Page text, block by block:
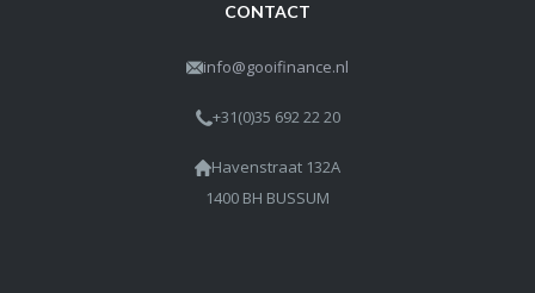
CONTACT
info@gooifinance.nl
+31(0)35 692 22 20
Havenstraat 132A
1400 BH BUSSUM